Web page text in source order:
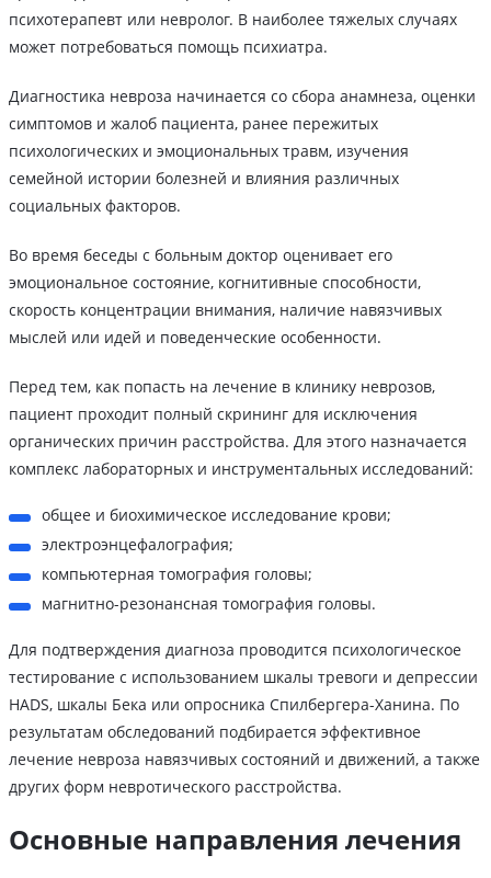
психотерапевт или невролог. В наиболее тяжелых случаях
может потребоваться помощь психиатра.
Диагностика невроза начинается со сбора анамнеза, оценки
симптомов и жалоб пациента, ранее пережитых
психологических и эмоциональных травм, изучения
семейной истории болезней и влияния различных
социальных факторов.
Во время беседы с больным доктор оценивает его
эмоциональное состояние, когнитивные способности,
скорость концентрации внимания, наличие навязчивых
мыслей или идей и поведенческие особенности.
Перед тем, как попасть на лечение в клинику неврозов,
пациент проходит полный скрининг для исключения
органических причин расстройства. Для этого назначается
комплекс лабораторных и инструментальных исследований:
общее и биохимическое исследование крови;
электроэнцефалография;
компьютерная томография головы;
магнитно-резонансная томография головы.
Для подтверждения диагноза проводится психологическое
тестирование с использованием шкалы тревоги и депрессии
HADS, шкалы Бека или опросника Спилбергера-Ханина. По
результатам обследований подбирается эффективное
лечение невроза навязчивых состояний и движений, а также
других форм невротического расстройства.
Основные направления лечения